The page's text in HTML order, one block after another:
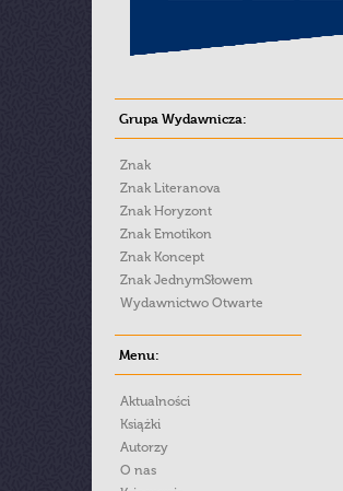
Grupa Wydawnicza:
Znak
Znak Literanova
Znak Horyzont
Znak Emotikon
Znak Koncept
Znak JednymSłowem
Wydawnictwo Otwarte
Menu:
Aktualności
Książki
Autorzy
O nas